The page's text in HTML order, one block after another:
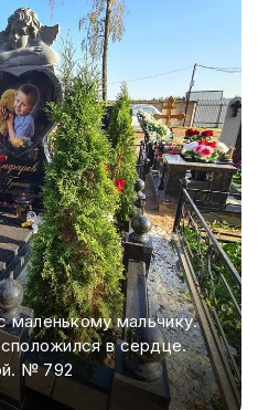
мальчику.
в сердце.
№ 792